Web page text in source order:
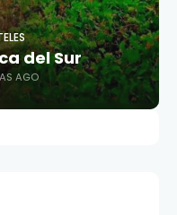
del Sur
AGO